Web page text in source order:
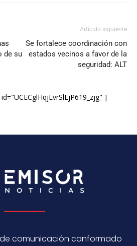
de su
Artículo siguiente
Se fortalece coordinación con
estados vecinos a favor de la
seguridad: ALT
]
de comunicación conformado